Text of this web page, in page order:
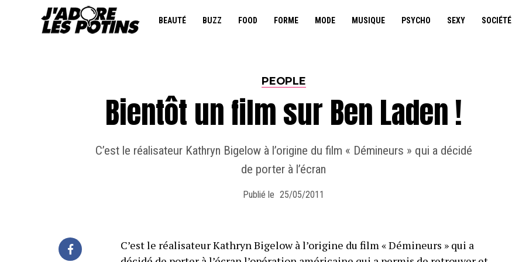
BEAUTÉ BUZZ FOOD FORME MODE MUSIQUE PSYCHO SEXY SOCIÉTÉ
PEOPLE
Bientôt un film sur Ben Laden !
C’est le réalisateur Kathryn Bigelow à l’origine du film « Démineurs » qui a décidé
de porter à l’écran
Publié le 25/05/2011
C’est le réalisateur Kathryn Bigelow à l’origine du film « Démineurs » qui a